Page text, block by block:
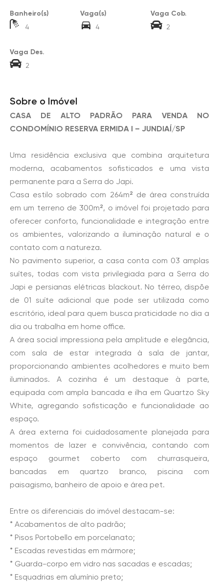
Banheiro(s)
4
Vaga(s)
4
Vaga Cob.
2
Vaga Des.
2
Sobre o Imóvel
CASA DE ALTO PADRÃO PARA VENDA NO
CONDOMÍNIO RESERVA ERMIDA I – JUNDIAÍ/SP
Uma residência exclusiva que combina arquitetura
moderna, acabamentos sofisticados e uma vista
permanente para a Serra do Japi.
Casa estilo sobrado com 264m² de área construída
em um terreno de 300m², o imóvel foi projetado para
oferecer conforto, funcionalidade e integração entre
os ambientes, valorizando a iluminação natural e o
contato com a natureza.
No pavimento superior, a casa conta com 03 amplas
suítes, todas com vista privilegiada para a Serra do
Japi e persianas elétricas blackout. No térreo, dispõe
de 01 suíte adicional que pode ser utilizada como
escritório, ideal para quem busca praticidade no dia a
dia ou trabalha em home office.
A área social impressiona pela amplitude e elegância,
com sala de estar integrada à sala de jantar,
proporcionando ambientes acolhedores e muito bem
iluminados. A cozinha é um destaque à parte,
equipada com ampla bancada e ilha em Quartzo Sky
White, agregando sofisticação e funcionalidade ao
espaço.
A área externa foi cuidadosamente planejada para
momentos de lazer e convivência, contando com
espaço gourmet coberto com churrasqueira,
bancadas em quartzo branco, piscina com
paisagismo, banheiro de apoio e área pet.
Entre os diferenciais do imóvel destacam-se:
* Acabamentos de alto padrão;
* Pisos Portobello em porcelanato;
* Escadas revestidas em mármore;
* Guarda-corpo em vidro nas sacadas e escadas;
* Esquadrias em alumínio preto;